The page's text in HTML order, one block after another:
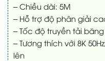
– Chiều dài: 5M
– Hỗ trợ độ phân giải
– Tốc độ truyền tải
– Tương thích với 8K
lên